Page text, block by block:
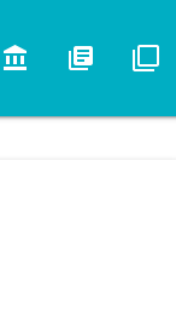
account_balance library_books filter_none